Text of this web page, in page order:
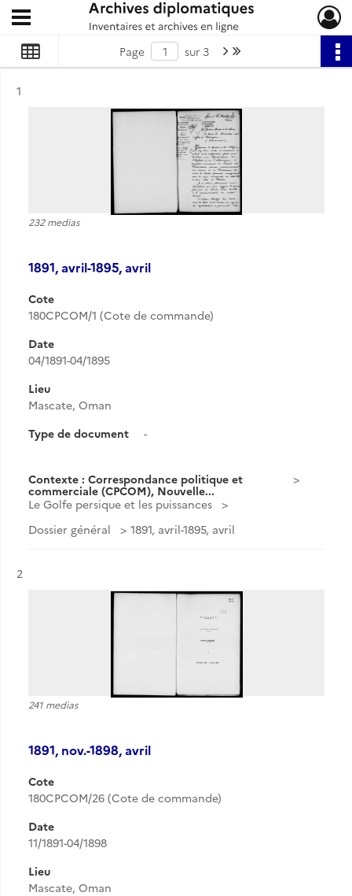
Archives diplomatiques
Ouvrir le menu déroulant
Page sur 3 Page suivante : 1/3
Résultat n°
1
232 medias
1891, avril-1895, avril
Cote
180CPCOM/1 (Cote de commande)
Date
04/1891-04/1895
Lieu
Mascate, Oman
Type de document
-
Contexte : Correspondance politique et
commerciale (CPCOM), Nouvelle...
Le Golfe persique et les puissances
Dossier général
1891, avril-1895, avril
Résultat n°
2
241 medias
1891, nov.-1898, avril
Cote
180CPCOM/26 (Cote de commande)
Date
11/1891-04/1898
Lieu
Mascate, Oman